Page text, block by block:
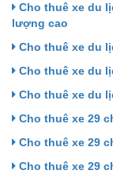
Cho thuê xe du
lượng cao
Cho thuê xe du
Cho thuê xe du
Cho thuê xe du
Cho thuê xe 29
Cho thuê xe 29
Cho thuê xe 29